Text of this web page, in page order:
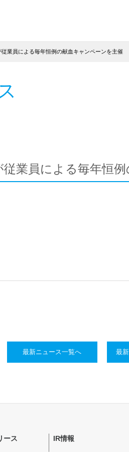
業員による毎年恒例の献血キャンペーンを主催
業員による毎年恒
最新ニュース一覧へ 最
ース IR情報